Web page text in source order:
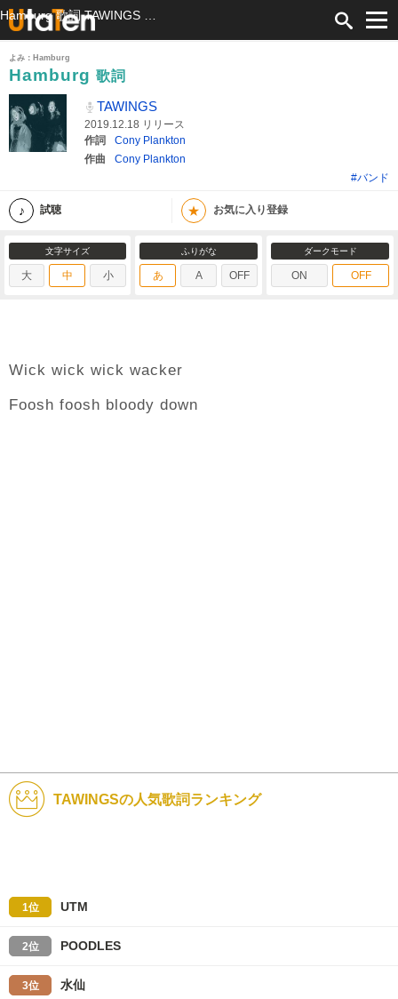
よみ：Hamburg
Hamburg 歌詞
TAWINGS
2019.12.18 リリース
作詞
Cony Plankton
作曲
Cony Plankton
#バンド
試聴 ★ お気に入り登録
文字サイズ
大 中 小
ふりがな
あ A OFF
ダークモード
ON OFF
Wick wick wick wacker
Foosh foosh bloody down
TAWINGSの人気歌詞ランキング
1位 UTM
2位 POODLES
3位 水仙